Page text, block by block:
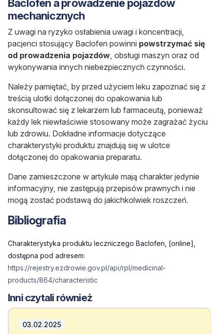
Baclofen a prowadzenie pojazdów
mechanicznych
Z uwagi na ryzyko osłabienia uwagi i koncentracji,
pacjenci stosujący Baclofen powinni powstrzymać się
od prowadzenia pojazdów, obsługi maszyn oraz od
wykonywania innych niebezpiecznych czynności.
Należy pamiętać, by przed użyciem leku zapoznać się z
treścią ulotki dołączonej do opakowania lub
skonsultować się z lekarzem lub farmaceutą, ponieważ
każdy lek niewłaściwie stosowany może zagrażać życiu
lub zdrowiu. Dokładne informacje dotyczące
charakterystyki produktu znajdują się w ulotce
dołączonej do opakowania preparatu.
Dane zamieszczone w artykule mają charakter jedynie
informacyjny, nie zastępują przepisów prawnych i nie
mogą zostać podstawą do jakichkolwiek roszczeń.
Bibliografia
Charakterystyka produktu leczniczego Baclofen, [online],
dostępna pod adresem:
https://rejestry.ezdrowie.gov.pl/api/rpl/medicinal-
products/864/characteristic
Inni czytali również
03.02.2025